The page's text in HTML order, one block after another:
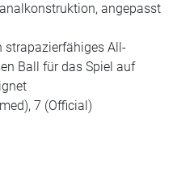
angepasst
strapazierfähiges All-
Ball für das Spiel auf
7 (Official)